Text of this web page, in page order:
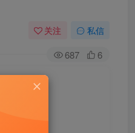
关注 私信
687 6
红利